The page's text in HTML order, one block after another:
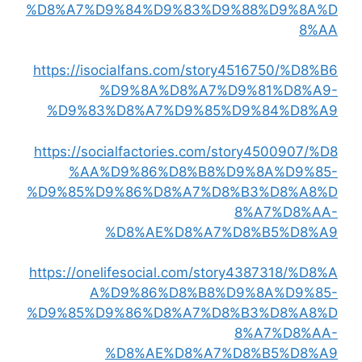
%D8%A7%D9%84%D9%83%D9%88%D9%8A%D
8%AA
https://isocialfans.com/story4516750/%D8%B6
%D9%8A%D8%A7%D9%81%D8%A9-
%D9%83%D8%A7%D9%85%D9%84%D8%A9
https://socialfactories.com/story4500907/%D8
%AA%D9%86%D8%B8%D9%8A%D9%85-
%D9%85%D9%86%D8%A7%D8%B3%D8%A8%D
8%A7%D8%AA-
%D8%AE%D8%A7%D8%B5%D8%A9
https://onelifesocial.com/story4387318/%D8%A
A%D9%86%D8%B8%D9%8A%D9%85-
%D9%85%D9%86%D8%A7%D8%B3%D8%A8%D
8%A7%D8%AA-
%D8%AE%D8%A7%D8%B5%D8%A9